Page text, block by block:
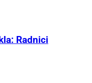
Radnici